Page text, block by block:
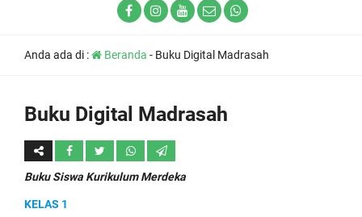
Anda ada di : Beranda - Buku Digital Madrasah
Buku Digital Madrasah
Buku Siswa Kurikulum Merdeka
KELAS 1